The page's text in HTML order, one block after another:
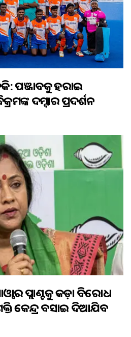
ପଞ୍ଜାବକୁ ହରାଇ
ଦମ୍ଦାର ପ୍ରଦର୍ଶନ
ପ୍ଲାଣ୍ଟକୁ କଡ଼ା ବିରୋଧ
କେନ୍ଦ୍ର ବସାଇ ଦିଆଯିବ